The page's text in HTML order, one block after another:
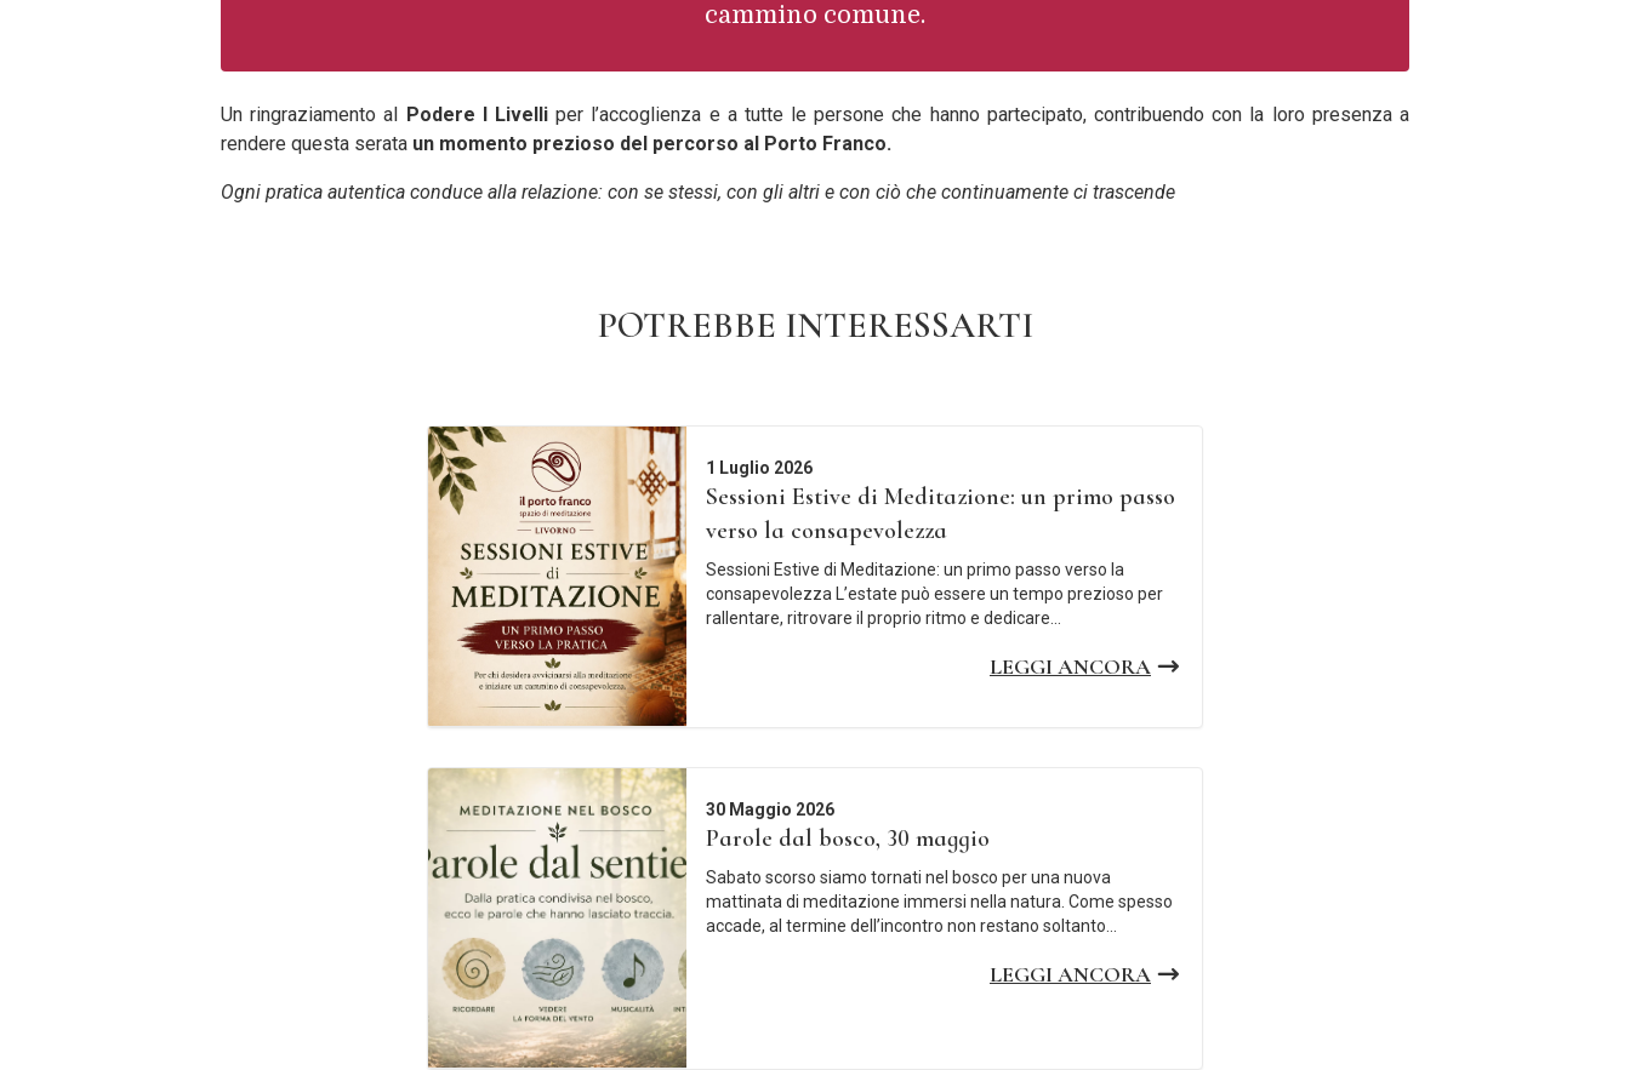
cammino comune.
Un ringraziamento al Podere I Livelliper l’accoglienza e a tutte le persone che hanno partecipato, contribuendo con la loro presenza a
rendere questa serata un momento prezioso del percorso al Porto Franco.
Ogni pratica autentica conduce alla relazione: con se stessi, con gli altri e con ciò che continuamente ci trascende
POTREBBE INTERESSARTI
1 Luglio 2026
Sessioni Estive di Meditazione: un primo passo
verso la consapevolezza
Sessioni Estive di Meditazione: un primo passo verso la
consapevolezza L’estate può essere un tempo prezioso per
rallentare, ritrovare il proprio ritmo e dedicare...
LEGGI ANCORA
30 Maggio 2026
Parole dal bosco, 30 maggio
Sabato scorso siamo tornati nel bosco per una nuova
mattinata di meditazione immersi nella natura. Come spesso
accade, al termine dell’incontro non restano soltanto...
LEGGI ANCORA